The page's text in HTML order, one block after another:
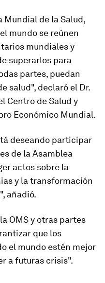
Mundial de la Salud,
mundo se reúnen
mundiales y
superarlos para
partes, puedan
salud", declaró el Dr.
Centro de Salud y
Económico Mundial.
deseando participar
de la Asamblea
actos sobre la
y la transformación
añadió.
OMS y otras partes
que los
el mundo estén mejor
a futuras crisis".